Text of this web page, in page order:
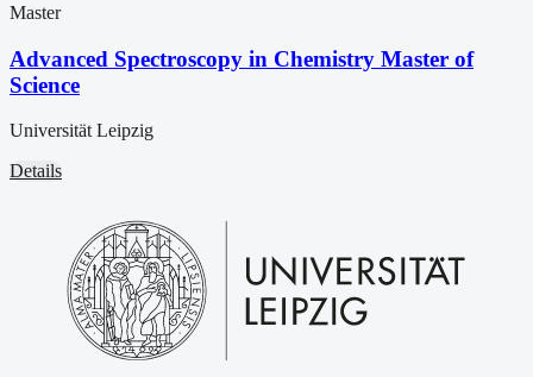
Master
Advanced Spectroscopy in Chemistry Master of
Science
Universität Leipzig
Details